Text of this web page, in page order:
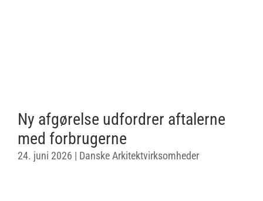
Ny afgørelse udfordrer aftalerne
med forbrugerne
24. juni 2026 | Danske Arkitektvirksomheder